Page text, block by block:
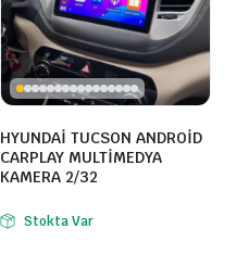
HYUNDAİ TUCSON ANDROİD
CARPLAY MULTİMEDYA
KAMERA 2/32
Stokta Var